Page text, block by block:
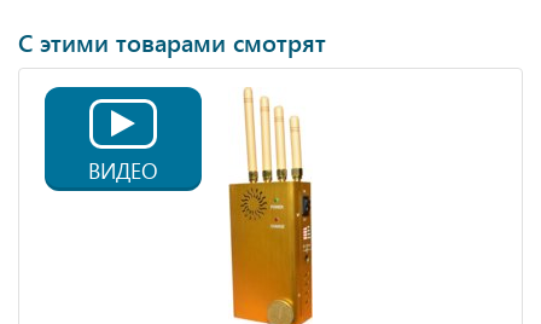
С этими товарами смотрят
ВИДЕО